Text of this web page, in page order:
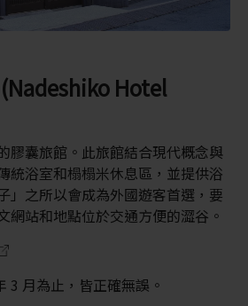
Hotel
膠囊旅館。此旅館結合現代概念與
統浴室和榻榻米休息區，並提供浴
」之所以會成為外國遊客首選，要
網站和地點位於交通方便的澀谷。
3 月為止，皆正確無誤。